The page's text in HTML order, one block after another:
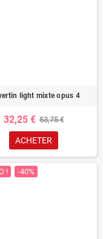
light mixte opus 4
32,25 € 53,75 €
ACHETER
! -40%